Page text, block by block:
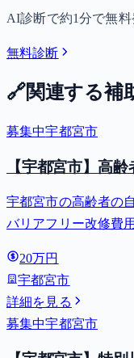
AI診断で約1分で無料
無料診断
🔗関連する補
募集中宇都宮市
【宇都宮市】高
宇都宮市の高齢者の
バリアフリー改修費
20万円
宇都宮市
詳細を見る
募集中宇都宮市